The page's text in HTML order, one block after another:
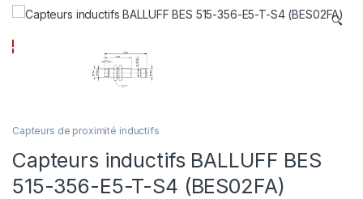
🔍
Capteurs de proximité inductifs
Capteurs inductifs BALLUFF BES
515-356-E5-T-S4 (BES02FA)